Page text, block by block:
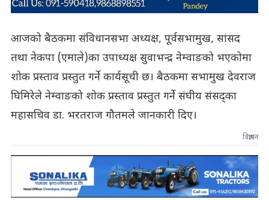
आजको बैठकमा संविधानसभा अध्यक्ष, पूर्वसभामुख, सांसद
तथा नेकपा (एमाले)का उपाध्यक्ष सुवाभन्द्र नेम्वाङको भएकोमा
शोक प्रस्ताव प्रस्तुत गर्ने कार्यसूची छ। बैठकमा सभामुख देवराज
घिमिरेले नेम्वाङको शोक प्रस्ताव प्रस्तुत गर्ने संघीय संसद्का
महासचिव डा. भरतराज गौतमले जानकारी दिए।
विज्ञापन